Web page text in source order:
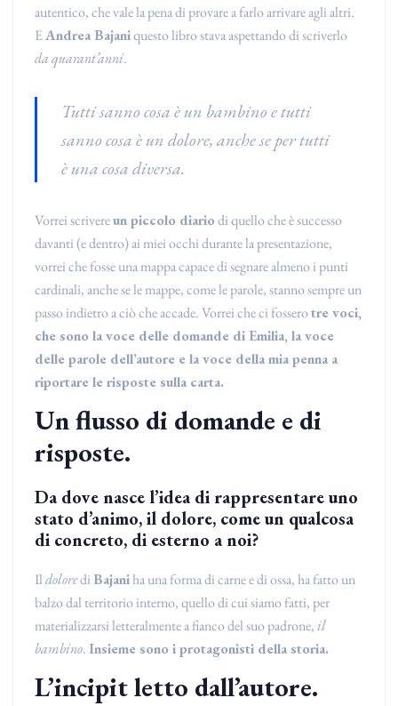
autentico, che vale la pena di provare a farlo arrivare agli altri.
EAndrea Bajaniquesto libro stava aspettando di scriverlo
da quarant’anni.
Tutti sanno cosa è un bambino e tutti
sanno cosa è un dolore, anche se per tutti
è una cosa diversa.
Vorrei scrivereun piccolo diariodi quello che è successo
davanti (e dentro) ai miei occhi durante la presentazione,
vorrei che fosse una mappa capace di segnare almeno i punti
cardinali, anche se le mappe, come le parole, stanno sempre un
passo indietro a ciò che accade. Vorrei che ci fosserotre voci,
che sono la voce delle domande di Emilia, la voce
delle parole dell’autore e la voce della mia penna a
riportare le risposte sulla carta.
Un flusso di domande e di
risposte.
Da dove nasce l’idea di rappresentare uno
stato d’animo, il dolore, come un qualcosa
di concreto, di esterno a noi?
Ildoloredi Bajaniha una forma di carne e di ossa, ha fatto un
balzo dal territorio interno, quello di cui siamo fatti, per
materializzarsi letteralmente a fianco del suo padrone,il
bambino. Insieme sono i protagonisti della storia.
L’incipit letto dall’autore.